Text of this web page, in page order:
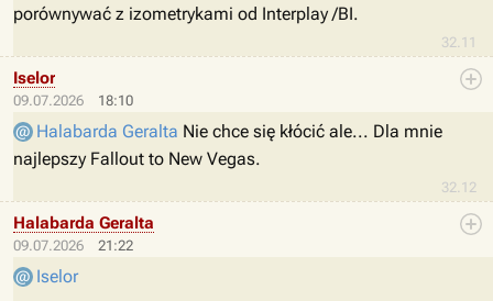
32.11
porównywać z izometrykami od Interplay /BI.
09.07.2026 18:10
32.12
Iselor
Halabarda Geralta Nie chce się kłócić ale... Dla mnie
najlepszy Fallout to New Vegas.
09.07.2026 21:22
Halabarda Geralta
Iselor